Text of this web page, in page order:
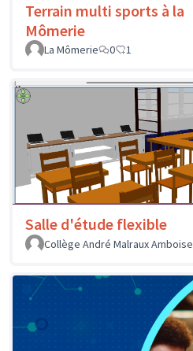
Terrain multi sports à la
Mômerie
La Mômerie
0 1
Salle d'étude flexible
Collège André Malraux Amboise